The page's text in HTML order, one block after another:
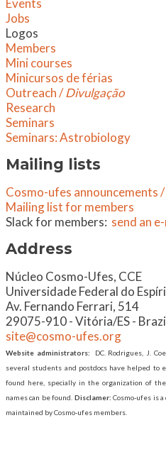
Events
Jobs
Logos
Members
Mini courses
Minicursos de férias
Outreach /Divulgação
Research
Seminars
​Seminars: Astrobiology
Mailing lists
Cosmo-ufes announcements /
Mailing list for members
Slack for members: send an
Address
​Núcleo Cosmo-Ufes, CCE
Universidade Federal do
Av. Fernando Ferrari, 514
29075-910 - Vitória/ES -
site@cosmo-ufes.org
Website administrators: DC. Rodrigues, J.
several students and postdocs have helped to
found here, specially in the organization of
names can be found. Disclamer:Cosmo-ufes is
maintained by Cosmo-ufes members.